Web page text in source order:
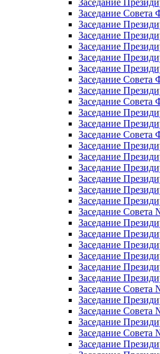
Заседание
Заседание
Заседание
Заседание
Заседание
Заседание
Заседание
Заседание
Заседание
Заседание
Заседание
Заседание
Заседание
Заседание
Заседание
Заседание
Заседание
Заседание
Заседание Совета
Заседание
Заседание
Заседание
Заседание
Заседание
Заседание
Заседание Совета
Заседание
Заседание Совета
Заседание
Заседание Совета
Заседание